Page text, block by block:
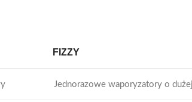
FIZZY
Jednorazowe waporyzatory o